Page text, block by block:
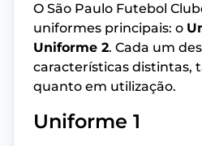
O São Paulo Futebol
uniformes principais: o
Uniforme 2. Cada um
características distintas,
quanto em utilização.
Uniforme 1